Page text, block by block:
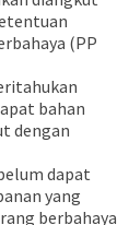
(PP
bahan
dengan
dapat
yang
berbahaya